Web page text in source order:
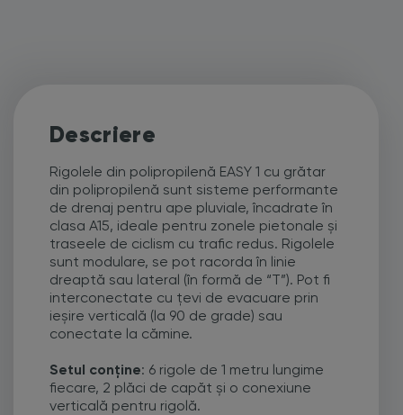
Descriere
Rigolele din polipropilenă EASY 1 cu grătar
din polipropilenă sunt sisteme performante
de drenaj pentru ape pluviale, încadrate în
clasa A15, ideale pentru zonele pietonale și
traseele de ciclism cu trafic redus. Rigolele
sunt modulare, se pot racorda în linie
dreaptă sau lateral (în formă de “T”). Pot fi
interconectate cu țevi de evacuare prin
ieșire verticală (la 90 de grade) sau
conectate la cămine.
Setul conține: 6 rigole de 1 metru lungime
fiecare, 2 plăci de capăt și o conexiune
verticală pentru rigolă.